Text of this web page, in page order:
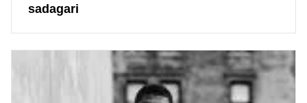
sadagari